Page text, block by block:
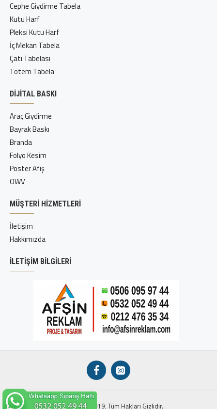
Cephe Giydirme Tabela
Kutu Harf
Pleksi Kutu Harf
İç Mekan Tabela
Çatı Tabelası
Totem Tabela
DIJITAL BASKI
Araç Giydirme
Bayrak Baskı
Branda
Folyo Kesim
Poster Afiş
OWV
MÜŞTERI HIZMETLERI
İletişim
Hakkımızda
İLETIŞIM BILGILERI
Copyright © 2019, Tüm Hakları Gizlidir.